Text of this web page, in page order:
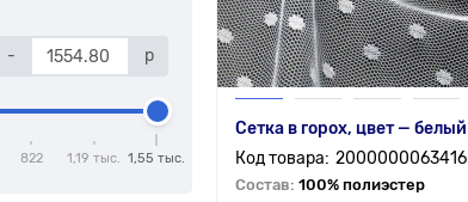
- р
822 1,19 тыс. 1,55 тыс.
Сетка в горох, цвет — белый
2000000063416
Состав: 100% полиэстер